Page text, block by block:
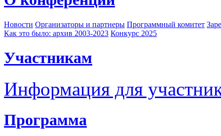
Новости Организаторы и партнеры Программный комитет
Как это было: архив 2003-2023 Конкурс 2025
Участникам
Информация для
Программа